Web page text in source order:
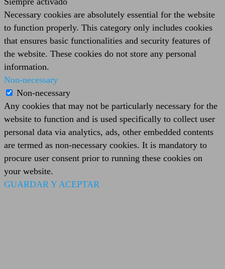
Necessary cookies are absolutely essential for the website
to function properly. This category only includes cookies
that ensures basic functionalities and security features of
the website. These cookies do not store any personal
information.
Non-necessary
Non-necessary
Any cookies that may not be particularly necessary for the
website to function and is used specifically to collect user
personal data via analytics, ads, other embedded contents
are termed as non-necessary cookies. It is mandatory to
procure user consent prior to running these cookies on
your website.
GUARDAR Y ACEPTAR